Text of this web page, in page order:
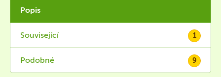
Popis
Související 1
Podobné 9